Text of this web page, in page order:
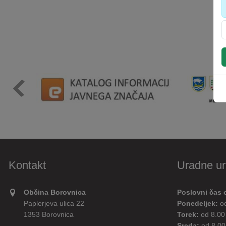
Kontakt
Občina Borovnica
Paplerjeva ulica 22
1353 Borovnica
Uradne
Poslovni čas
Ponedeljek:
Torek: od